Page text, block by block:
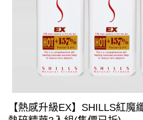
【熱感升級EX】SHILLS紅魔